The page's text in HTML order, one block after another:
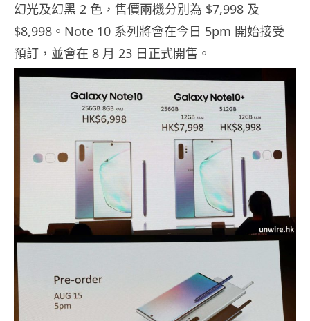
幻光及幻黑 2 色，售價兩機分別為 $7,998 及
$8,998。Note 10 系列將會在今日 5pm 開始接受
預訂，並會在 8 月 23 日正式開售。